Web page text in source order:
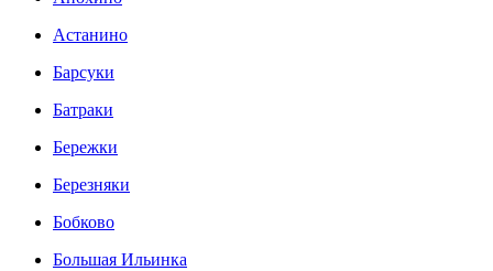
Астанино
Барсуки
Батраки
Бережки
Березняки
Бобково
Большая Ильинка